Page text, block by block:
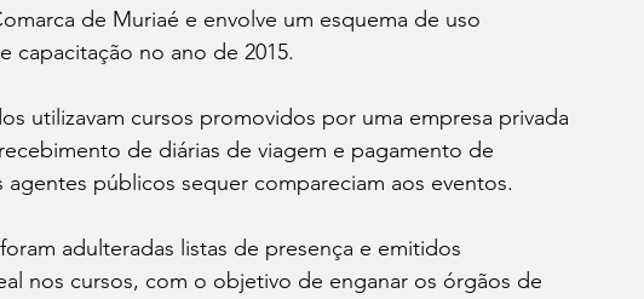
de Muriaé e envolve um esquema de uso
capacitação no ano de 2015.
utilizavam cursos promovidos por uma empresa privada
de diárias de viagem e pagamento de
agentes públicos sequer compareciam aos eventos.
adulteradas listas de presença e emitidos
nos cursos, com o objetivo de enganar os órgãos de